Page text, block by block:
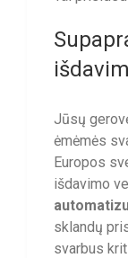
Jūsų
ėmėmės
Europos
išdavimo
sklandų
svarbus